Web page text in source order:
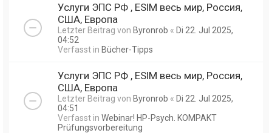
Услуги ЭПС РФ , ESIM весь мир, Россия,
США, Европа
Letzter Beitrag von Byronrob « Di 22. Jul 2025,
04:52
Verfasst in Bücher-Tipps
Услуги ЭПС РФ , ESIM весь мир, Россия,
США, Европа
Letzter Beitrag von Byronrob « Di 22. Jul 2025,
04:51
Verfasst in Webinar! HP-Psych. KOMPAKT
Prüfungsvorbereitung